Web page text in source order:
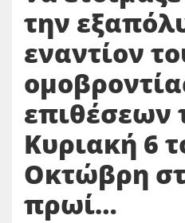
την
εναντίον
επιθέσεων
Κυριακή 6
Οκτώβρη
πρωί…